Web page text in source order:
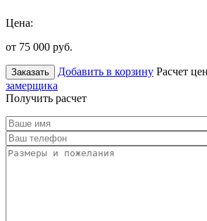
Цена:
от 75 000 руб.
Заказать Добавить в корзину Расчет
замерщика
Получить расчет